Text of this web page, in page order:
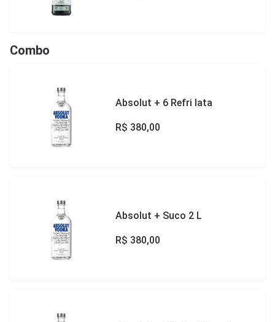
Combo
Absolut + 6 Refri lata
R$ 380,00
Absolut + Suco 2 L
R$ 380,00